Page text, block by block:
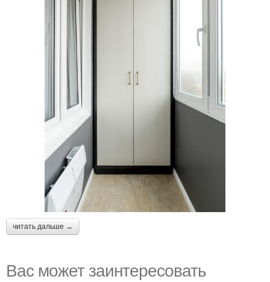
читать дальше →
Вас может заинтересовать